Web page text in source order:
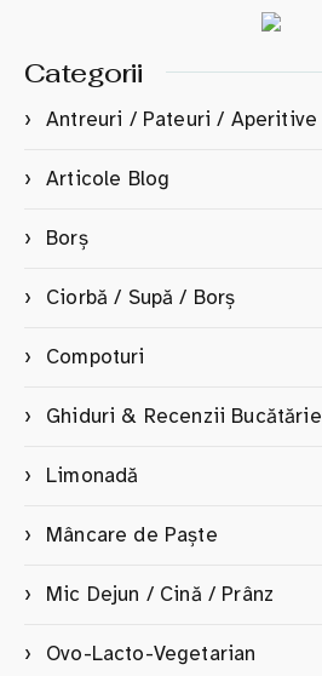
Categorii
Antreuri / Pateuri / Aperitive
Articole Blog
Borș
Ciorbă / Supă / Borș
Compoturi
Ghiduri & Recenzii Bucătărie
Limonadă
Mâncare de Paște
Mic Dejun / Cină / Prânz
Ovo-Lacto-Vegetarian